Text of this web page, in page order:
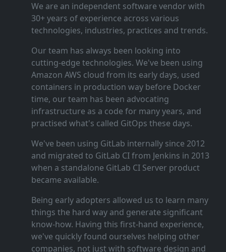
We are an independent software vendor with
30+ years of experience across various
technologies, industries, practices and trends.
Our team has always been looking into
cutting‑edge technologies. We've been using
Amazon AWS cloud from its early days, used
containers in production way before Docker
time, our team has been advocating
infrastructure as a code for many years, and
practised what's called GitOps these days.
We've been using GitLab internally since 2012
and migrated to GitLab CI from Jenkins in 2013
when a standalone GitLab CI Server product
became available.
Being early adopters allowed us to learn many
things the hard way and generate significant
know‑how. Having this first‑hand experience,
we've quickly found ourselves helping other
companies, not just with software design and